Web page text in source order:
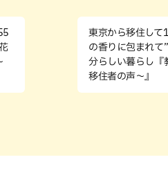
東京から移住して
の香りに包まれて
分らしい暮らし『
移住者の声〜』